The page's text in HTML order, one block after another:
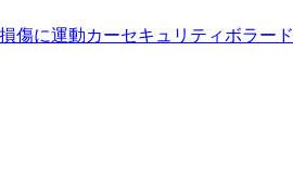
傷に運動カーセキュリティボラード